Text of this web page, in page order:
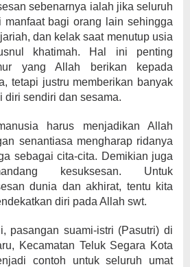
sebenarnya ialah jika seluruh
manfaat bagi orang lain sehingga
dan kelak saat menutup usia
khatimah. Hal ini penting
yang Allah berikan kepada
tetapi justru memberikan banyak
diri sendiri dan sesama.
harus menjadikan Allah
senantiasa mengharap ridanya
sebagai cita-cita. Demikian juga
kesuksesan. Untuk
dunia dan akhirat, tentu kita
diri pada Allah swt.
pasangan suami-istri (Pasutri) di
Kecamatan Teluk Segara Kota
contoh untuk seluruh umat